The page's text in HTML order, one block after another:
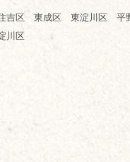
吉区 東成区 東淀川区
川区